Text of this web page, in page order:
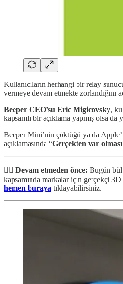
Kullanıcıların herhangi bir relay
vermeye devam etmekte zorlandığını
Beeper CEO’su Eric Migicovsky,
kapsamlı bir açıklama yapmış olsa da
Beeper Mini’nin çöktüğü ya da
açıklamasında “Gerçekten var
✋🏻 Devam etmeden önce: Bugün
kapsamında markalar için gerçekçi
hemen buraya tıklayabilirsiniz.